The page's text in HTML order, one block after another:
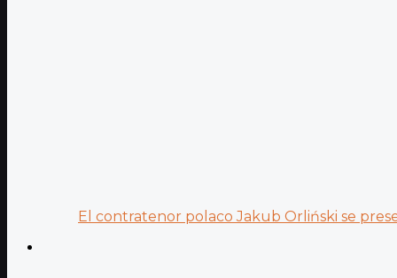
El contratenor polaco Jakub Orliński se